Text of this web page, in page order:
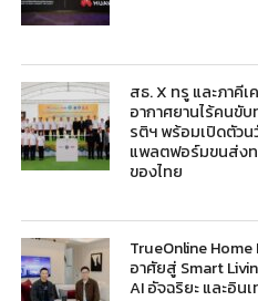
สธ. X ทรู และภาคี
อากาศยานไร้คนขับ
รติฯ พร้อมเปิดตัว
แพลตฟอร์มขนส่งท
ของไทย
TrueOnline
อาศัยสู่ Smart
AI อัจฉริยะ และอิน